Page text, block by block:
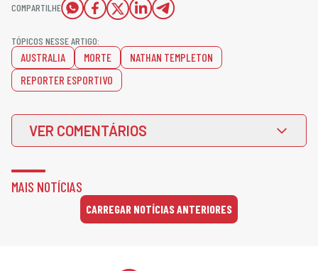
COMPARTILHE
TÓPICOS NESSE ARTIGO:
AUSTRALIA MORTE
NATHAN TEMPLETON
REPORTER ESPORTIVO
VER COMENTÁRIOS
MAIS NOTÍCIAS
CARREGAR NOTÍCIAS ANTERIORES